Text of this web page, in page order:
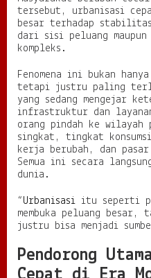
a
s
E
k
o
m
i
G
l
o
b
a
tersebut, urbanisasi
besar terhadap
dari sisi peluang maupun
kompleks.
Fenomena ini bukan
tetapi justru paling
yang sedang mengejar
infrastruktur dan
orang pindah ke wilayah
singkat, tingkat
kerja berubah, dan
Semua ini secara
dunia.
“Urbanisasi itu seperti
membuka peluang
justru bisa menjadi
Pendorong